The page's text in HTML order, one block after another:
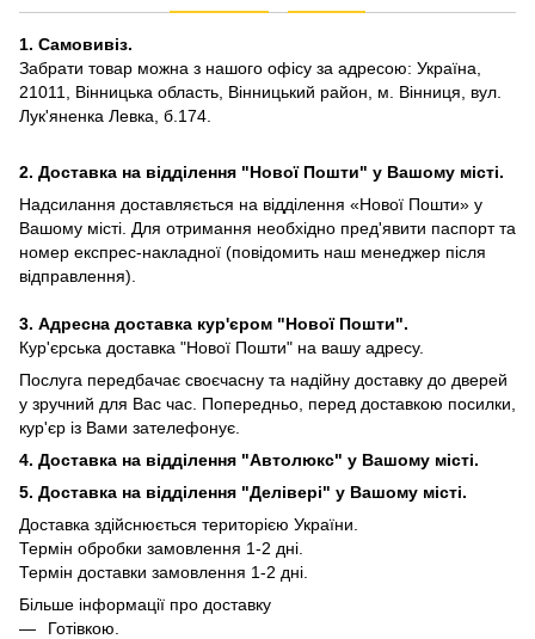
1. Самовивіз.
Забрати товар можна з нашого офісу за адресою: Україна,
21011, Вінницька область, Вінницький район, м. Вінниця, вул.
Лук'яненка Левка, б.174.
2. Доставка на відділення "Нової Пошти" у Вашому місті.
Надсилання доставляється на відділення «Нової Пошти» у
Вашому місті. Для отримання необхідно пред'явити паспорт та
номер експрес-накладної (повідомить наш менеджер після
відправлення).
3. Адресна доставка кур'єром "Нової Пошти".
Кур'єрська доставка "Нової Пошти" на вашу адресу.
Послуга передбачає своєчасну та надійну доставку до дверей
у зручний для Вас час. Попередньо, перед доставкою посилки,
кур'єр із Вами зателефонує.
4. Доставка на відділення "Автолюкс" у Вашому місті.
5. Доставка на відділення "Делівері" у Вашому місті.
Доставка здійснюється територією України.
Термін обробки замовлення 1-2 дні.
Термін доставки замовлення 1-2 дні.
Більше інформації про доставку
Готівкою.